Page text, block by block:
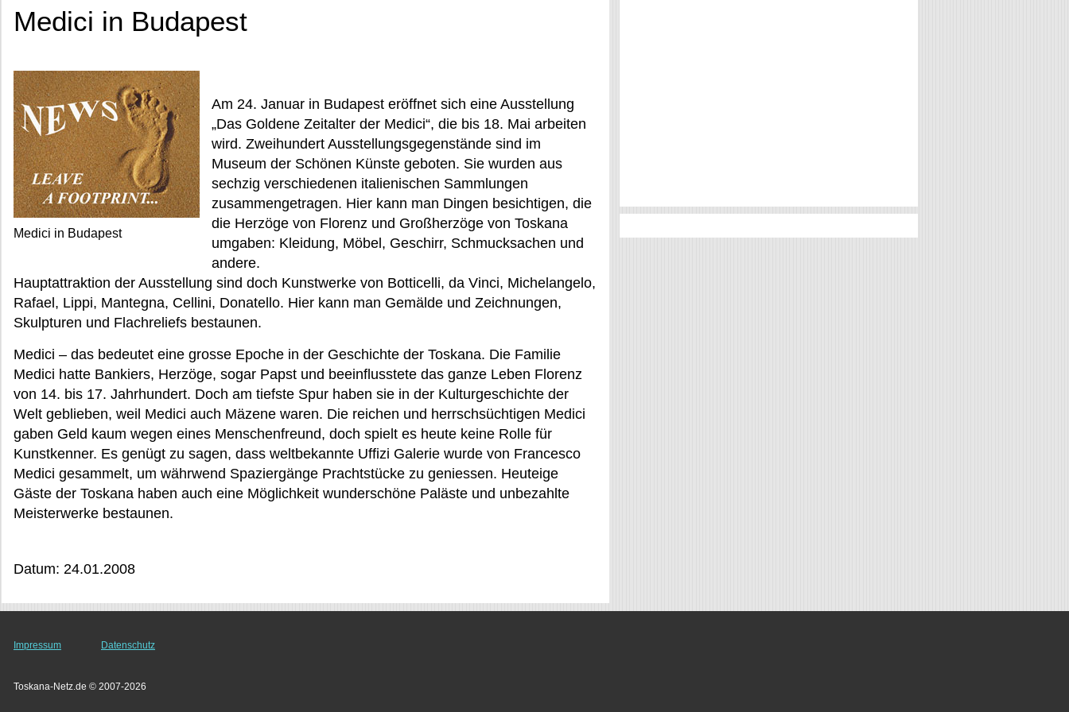
Medici in Budapest
Medici in Budapest
Am 24. Januar in Budapest eröffnet sich eine Ausstellung
„Das Goldene Zeitalter der Medici“, die bis 18. Mai arbeiten
wird. Zweihundert Ausstellungsgegenstände sind im
Museum der Schönen Künste geboten. Sie wurden aus
sechzig verschiedenen italienischen Sammlungen
zusammengetragen. Hier kann man Dingen besichtigen, die
die Herzöge von Florenz und Großherzöge von Toskana
umgaben: Kleidung, Möbel, Geschirr, Schmucksachen und
andere.
Hauptattraktion der Ausstellung sind doch Kunstwerke von Botticelli, da Vinci, Michelangelo,
Rafael, Lippi, Mantegna, Cellini, Donatello. Hier kann man Gemälde und Zeichnungen,
Skulpturen und Flachreliefs bestaunen.
Medici – das bedeutet eine grosse Epoche in der Geschichte der Toskana. Die Familie
Medici hatte Bankiers, Herzöge, sogar Papst und beeinflusstete das ganze Leben Florenz
von 14. bis 17. Jahrhundert. Doch am tiefste Spur haben sie in der Kulturgeschichte der
Welt geblieben, weil Medici auch Mäzene waren. Die reichen und herrschsüchtigen Medici
gaben Geld kaum wegen eines Menschenfreund, doch spielt es heute keine Rolle für
Kunstkenner. Es genügt zu sagen, dass weltbekannte Uffizi Galerie wurde von Francesco
Medici gesammelt, um währwend Spaziergänge Prachtstücke zu geniessen. Heuteige
Gäste der Toskana haben auch eine Möglichkeit wunderschöne Paläste und unbezahlte
Meisterwerke bestaunen.
Datum: 24.01.2008
Impressum Datenschutz
Toskana-Netz.de © 2007-2026